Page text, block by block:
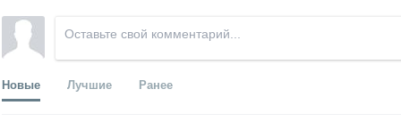
Новые Лучшие Ранее